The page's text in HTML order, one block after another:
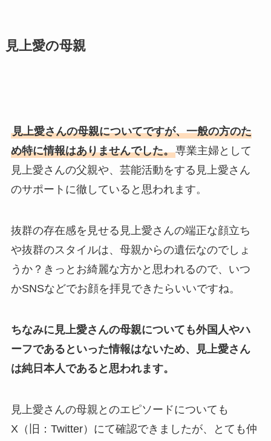
見上愛の母親
見上愛さんの母親についてですが、一般の方のた
め特に情報はありませんでした。専業主婦として
見上愛さんの父親や、芸能活動をする見上愛さん
のサポートに徹していると思われます。
抜群の存在感を見せる見上愛さんの端正な顔立ち
や抜群のスタイルは、母親からの遺伝なのでしょ
うか？きっとお綺麗な方かと思われるので、いつ
かSNSなどでお顔を拝見できたらいいですね。
ちなみに見上愛さんの母親についても外国人やハ
ーフであるといった情報はないため、見上愛さん
は純日本人であると思われます。
見上愛さんの母親とのエピソードについても
X（旧：Twitter）にて確認できましたが、とても仲